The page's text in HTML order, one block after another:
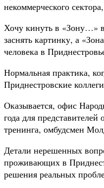
некоммерческого
Хочу кинуть в «Зону…»
заснять картинку, а
человека в
Нормальная практика,
Приднестровские
Оказывается, офис
года для
тренинга, омбудсмен
Детали нерешенных
проживающих в
решения реальных